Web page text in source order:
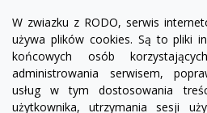
W zwiazku z RODO, serwis
używa plików cookies. Są to pliki
końcowych osób
administrowania serwisem,
usług w tym dostosowania
użytkownika, utrzymania sesji